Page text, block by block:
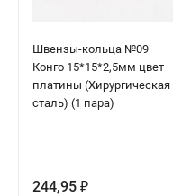
Швензы-кольца №09
Конго 15*15*2,5мм цвет
платины (Хирургическая
сталь) (1 пара)
244,95 ₽